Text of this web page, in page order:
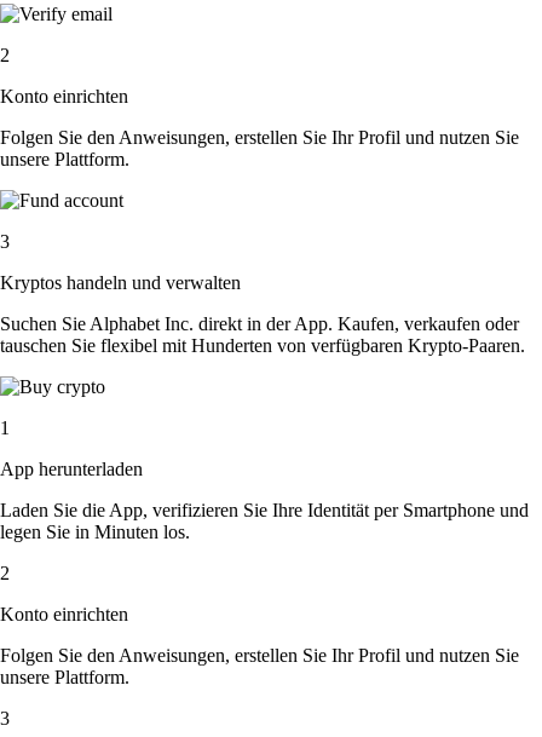
2
Konto einrichten
Folgen Sie den Anweisungen, erstellen Sie Ihr Profil und nutzen Sie
unsere Plattform.
3
Kryptos handeln und verwalten
Suchen Sie Alphabet Inc. direkt in der App. Kaufen, verkaufen oder
tauschen Sie flexibel mit Hunderten von verfügbaren Krypto-Paaren.
1
App herunterladen
Laden Sie die App, verifizieren Sie Ihre Identität per Smartphone und
legen Sie in Minuten los.
2
Konto einrichten
Folgen Sie den Anweisungen, erstellen Sie Ihr Profil und nutzen Sie
unsere Plattform.
3